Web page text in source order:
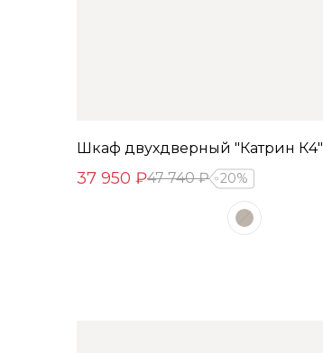
Шкаф двухдверный "Катрин К4"
37 950 ₽47 740 ₽ 20%